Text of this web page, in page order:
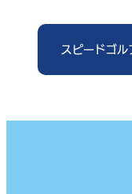
スピードゴル